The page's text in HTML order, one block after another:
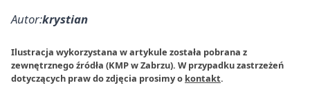
Autor:krystian
Ilustracja wykorzystana w artykule została pobrana z
zewnętrznego źródła (KMP w Zabrzu). W przypadku zastrzeżeń
dotyczących praw do zdjęcia prosimy o kontakt.